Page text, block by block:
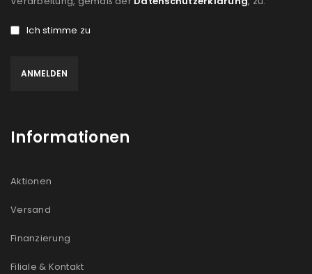
Ich stimme zu
Informationen
Aktionen
Versand
Finanzierung
Filiale & Kontakt